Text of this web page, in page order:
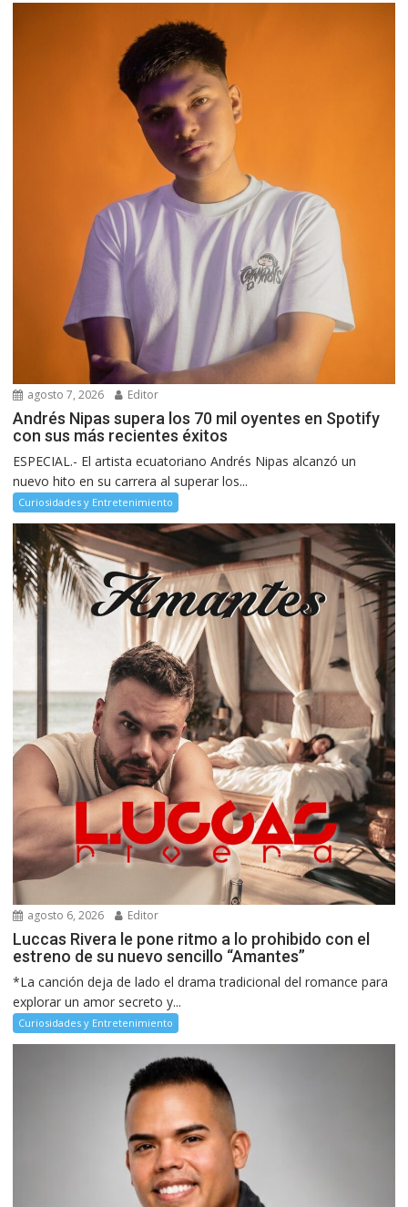
agosto 7, 2026 Editor
Andrés Nipas supera los 70 mil oyentes en Spotify
con sus más recientes éxitos
ESPECIAL.- El artista ecuatoriano Andrés Nipas alcanzó un
nuevo hito en su carrera al superar los...
Curiosidades y Entretenimiento
agosto 6, 2026 Editor
Luccas Rivera le pone ritmo a lo prohibido con el
estreno de su nuevo sencillo “Amantes”
*La canción deja de lado el drama tradicional del romance para
explorar un amor secreto y...
Curiosidades y Entretenimiento